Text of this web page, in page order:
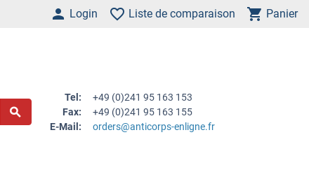
Login Liste de comparaison Panier
Tel:
+49 (0)241 95 163 153
Fax:
+49 (0)241 95 163 155
E-Mail:
orders@anticorps-enligne.fr